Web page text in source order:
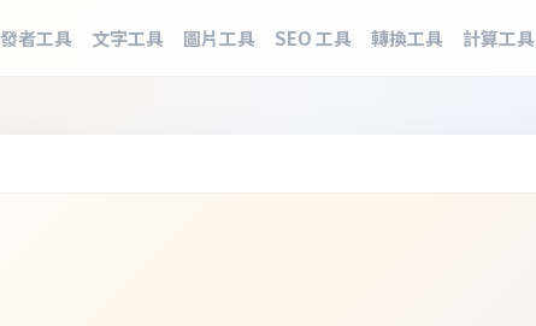
者工具 文字工具 圖片工具 SEO 工具 轉換工具 計算工具